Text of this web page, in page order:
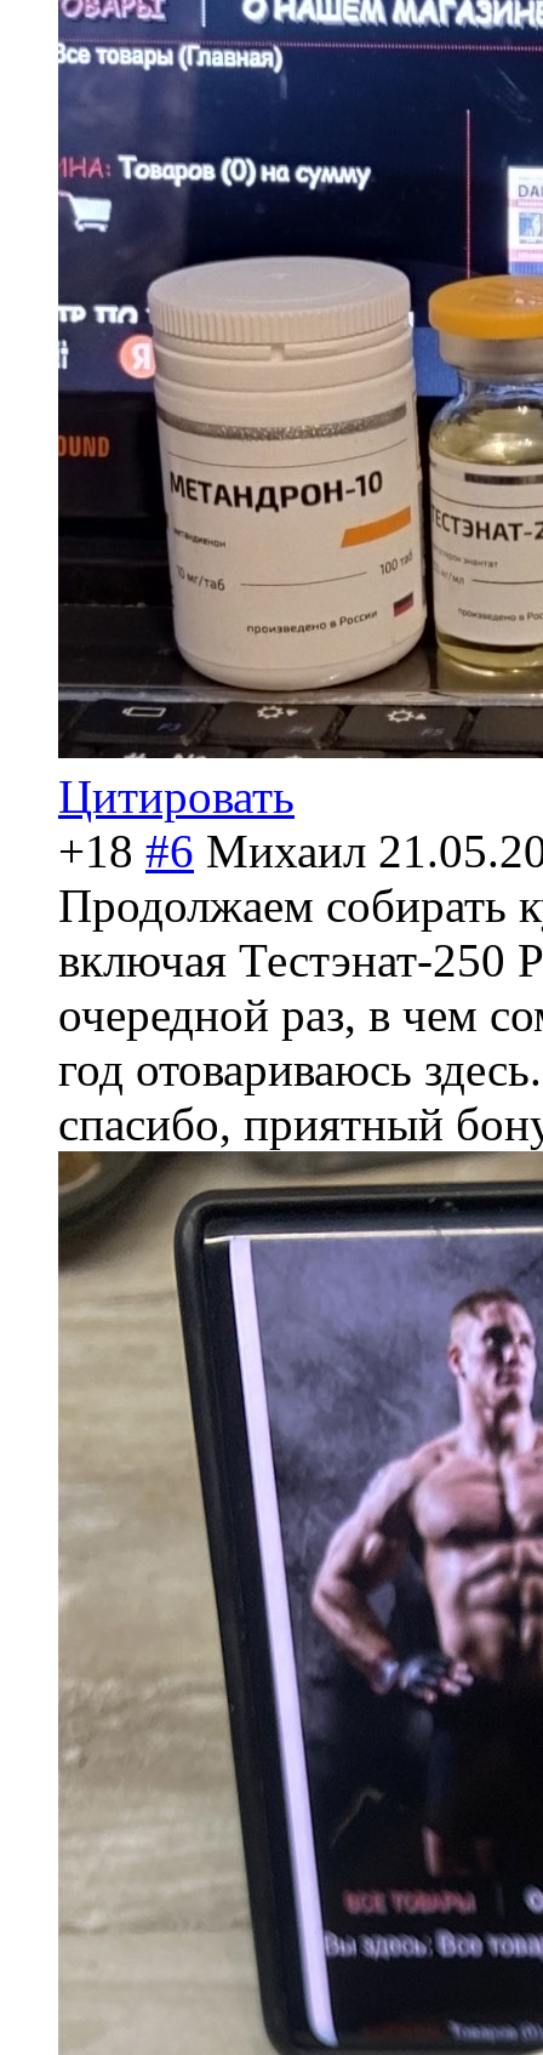
Цитировать
+18 #6 Михаил
Продолжаем собирать
включая Тестэнат-250
очередной раз, в чем
год отовариваюсь
спасибо, приятный